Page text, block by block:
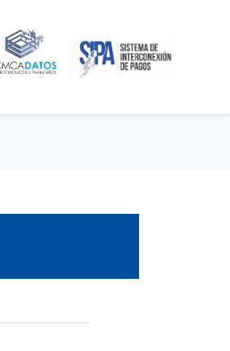
SECMCA
DATOS
SISTEMA DE
INTERCONEXIÓN
DE PAGOS